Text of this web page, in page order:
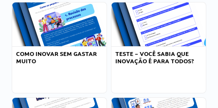
COMO INOVAR SEM GASTAR
MUITO
TESTE – VOCÊ SABIA QUE
INOVAÇÃO É PARA TODOS?